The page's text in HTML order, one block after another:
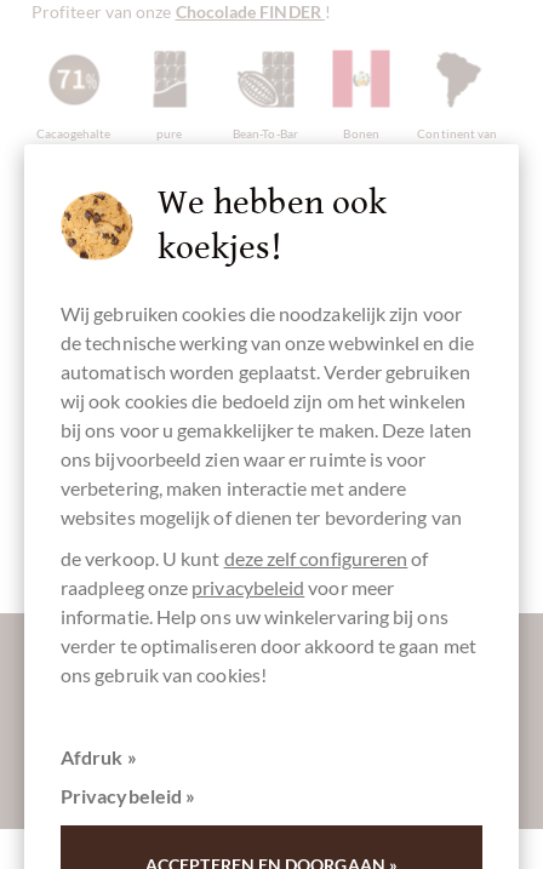
Profiteer van onze Chocolade FINDER !
Cacaogehalte
pure
Bean-To-Bar
Bonen
Continent van
Vervaardigd in
Zwitserland,
Zwitserse
chocolade
Chocolade met
zout
glutenvrij lecithinevrij
CH-BIO-006
handel,
Eerlijk
lichtblauw
Laat ons uw inbox verzoeten:
We hebben ook
koekjes!
Wij gebruiken cookies die noodzakelijk zijn voor
de technische werking van onze webwinkel en die
automatisch worden geplaatst. Verder gebruiken
wij ook cookies die bedoeld zijn om het winkelen
bij ons voor u gemakkelijker te maken. Deze laten
ons bijvoorbeeld zien waar er ruimte is voor
verbetering, maken interactie met andere
websites mogelijk of dienen ter bevordering van
de verkoop. U kunt deze zelf configureren of
raadpleeg onze privacybeleid voor meer
informatie. Help ons uw winkelervaring bij ons
verder te optimaliseren door akkoord te gaan met
ons gebruik van cookies!
Afdruk »
Privacybeleid »
ACCEPTEREN EN DOORGAAN »